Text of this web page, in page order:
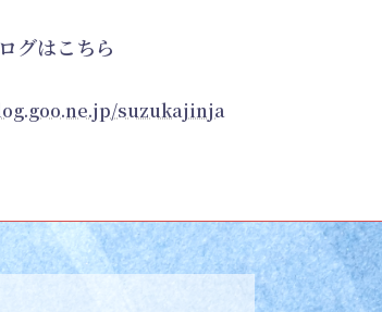
グはこちら
suzukajinja